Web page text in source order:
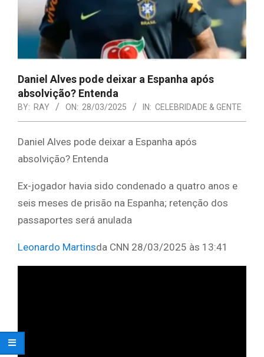
Daniel Alves pode deixar a Espanha após
absolvição? Entenda
BY: RAY ON: 28/03/2025 IN: CELEBRIDADE & GENTE
Daniel Alves pode deixar a Espanha após
absolvição? Entenda
Ex-jogador havia sido condenado a quatro anos e
seis meses de prisão na Espanha; retenção dos
passaportes será anulada
Leonardo Martinsda CNN 28/03/2025 às 13:41